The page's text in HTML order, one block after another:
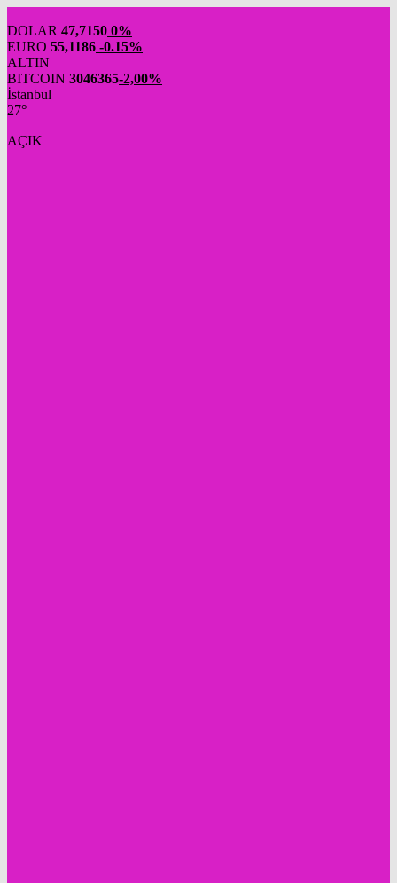
DOLAR 47,7150 0%
EURO 55,1186 -0.15%
ALTIN
BITCOIN 3046365-2,00%
İstanbul
27°
AÇIK